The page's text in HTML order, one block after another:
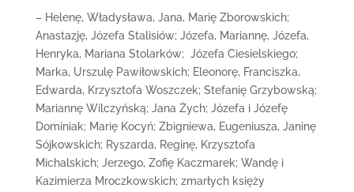
– Helenę, Władysława, Jana, Marię Zborowskich;
Anastazję, Józefa Stalisiów; Józefa, Mariannę, Józefa,
Henryka, Mariana Stolarków; Józefa Ciesielskiego;
Marka, Urszulę Pawiłowskich; Eleonorę, Franciszka,
Edwarda, Krzysztofa Woszczek; Stefanię Grzybowską;
Mariannę Wilczyńską; Jana Żych; Józefa i Józefę
Dominiak; Marię Kocyń; Zbigniewa, Eugeniusza, Janinę
Sójkowskich; Ryszarda, Reginę, Krzysztofa
Michalskich; Jerzego, Zofię Kaczmarek; Wandę i
Kazimierza Mroczkowskich; zmarłych księży